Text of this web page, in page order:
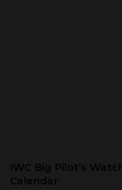
IWC Big Pilot’s
Calendar